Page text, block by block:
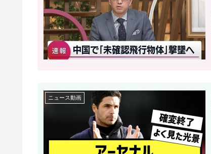
ニュース動画